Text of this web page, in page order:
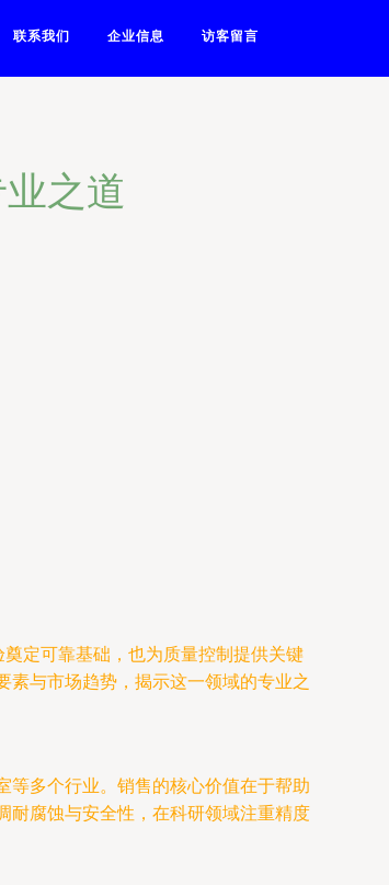
联系我们 企业信息 访客留言
之道
定可靠基础，也为质量控制提供关键
素与市场趋势，揭示这一领域的专业之
等多个行业。销售的核心价值在于帮助
耐腐蚀与安全性，在科研领域注重精度